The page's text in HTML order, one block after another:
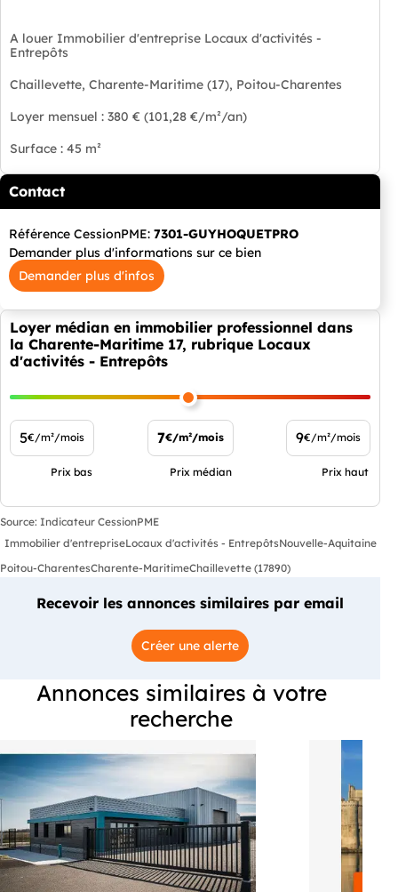
A louer Immobilier d'entreprise Locaux d'activités -
Entrepôts
Chaillevette, Charente-Maritime (17), Poitou-Charentes
Loyer mensuel : 380 € (101,28 €/m²/an)
Surface : 45 m²
Contact
Référence CessionPME: 7301-GUYHOQUETPRO
Demander plus d'informations sur ce bien
Demander plus d'infos
Loyer médian en immobilier professionnel dans
la Charente-Maritime 17, rubrique Locaux
d'activités - Entrepôts
5€/m²/mois
Prix bas
7€/m²/mois
Prix médian
9€/m²/mois
Prix haut
Source: Indicateur CessionPME
Immobilier d'entrepriseLocaux d'activités - EntrepôtsNouvelle-Aquitaine
Poitou-CharentesCharente-MaritimeChaillevette (17890)
Recevoir les annonces similaires par email
Créer une alerte
Annonces similaires à votre
recherche